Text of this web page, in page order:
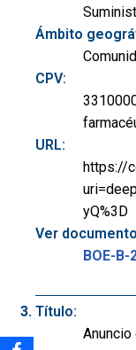
Ámbito
CPV:
URL:
https://
yQ%3D
Ver
BOE-
Título: